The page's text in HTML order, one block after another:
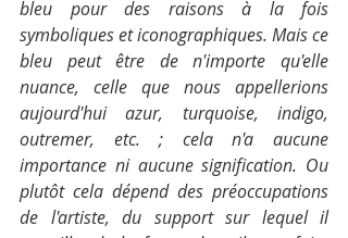
bleu pour des raisons à la fois
symboliques et iconographiques. Mais ce
bleu peut être de n'importe qu'elle
nuance, celle que nous appellerions
aujourd'hui azur, turquoise, indigo,
outremer, etc. ; cela n'a aucune
importance ni aucune signification. Ou
plutôt cela dépend des préoccupations
de l'artiste, du support sur lequel il